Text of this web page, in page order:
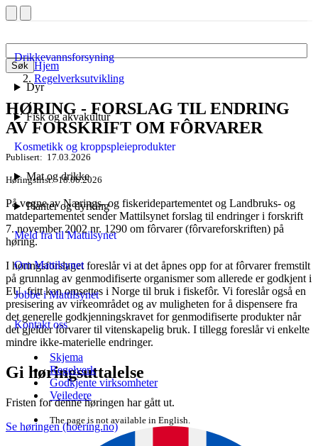
Søk
Drikkevannsforsyning
Dyr
Fisk og akvakultur
Kosmetikk og kroppspleieprodukter
Mat og drikke
Planter og dyrking
Meld fra til Mattilsynet
Om Mattilsynet
Jobbe i Mattilsynet
Kontakt oss
Skjema
Regelverk
Godkjente virksomheter
Veiledere
The page is not available in English.
Hjem
Regelverksutvikling
HØRING - FORSLAG TIL ENDRING
AV FORSKRIFT OM FÔRVARER
Publisert 17.03.2026
Høringsfrist 18.06.2026
På vegne av Nærings- og fiskeridepartementet og Landbruks- og
matdepartementet sender Mattilsynet forslag til endringer i forskrift
7. november 2002 nr. 1290 om fôrvarer (fôrvareforskriften) på
høring.
I høringsforslaget foreslår vi at det åpnes opp for at fôrvarer fremstilt
på grunnlag av genmodifiserte organismer som allerede er godkjent i
EU, fritt kan omsettes i Norge til bruk i fiskefôr. Vi foreslår også en
presisering av virkeområdet og av muligheten for å dispensere fra
det generelle godkjenningskravet for genmodifiserte produkter når
det gjelder fôrvarer til vitenskapelig bruk. I tillegg foreslår vi enkelte
mindre ikke-materielle endringer.
Gi høringsuttalelse
Fristen for denne høringen har gått ut.
Se høringen (hoering.no)